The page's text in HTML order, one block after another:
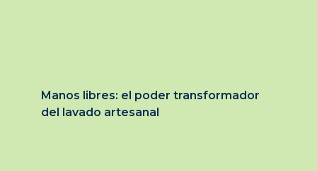
Manos libres: el poder transformador
del lavado artesanal